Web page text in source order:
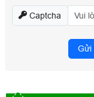
Captcha
Gửi